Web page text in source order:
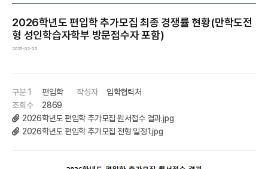
2026학년도 편입학 추가모집 최종 경쟁률 현황(만학도전
형 성인학습자학부 방문접수자 포함)
2026-02-05
구분 1 편입학 작성자
입학협력처
조회수
2869
2026학년도 편입학 추가모집 원서접수 결과.jpg
2026학년도 편입학 추가모집 전형 일정1.jpg